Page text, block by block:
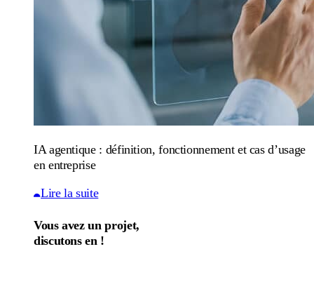
IA agentique : définition, fonctionnement et cas d’usage
en entreprise
Lire la suite
Vous avez un projet,
discutons en !